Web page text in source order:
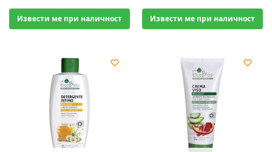
Извести ме при наличност Извести ме при наличност